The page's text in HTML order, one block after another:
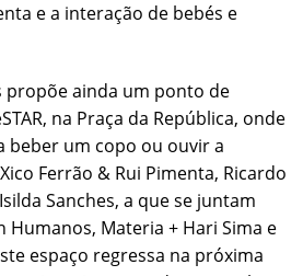
e a interação de bebés e
propõe ainda um ponto de
na Praça da República, onde
beber um copo ou ouvir a
Ferrão & Rui Pimenta, Ricardo
Sanches, a que se juntam
Humanos, Materia + Hari Sima e
espaço regressa na próxima